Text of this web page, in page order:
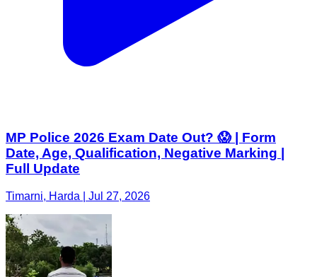
MP Police 2026 Exam Date Out? 😱 | Form
Date, Age, Qualification, Negative Marking |
Full Update
Timarni, Harda | Jul 27, 2026